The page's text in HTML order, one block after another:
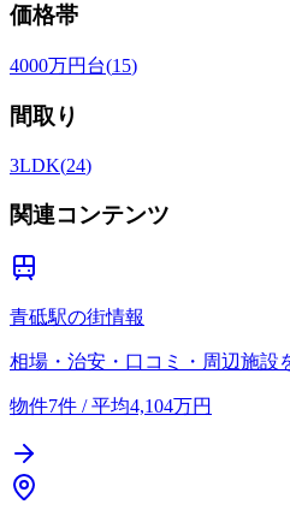
価格帯
4000万円台(15)
間取り
3LDK(24)
関連コンテンツ
青砥駅の街情報
相場・治安・口コミ・周辺施設
物件7件 / 平均4,104万円